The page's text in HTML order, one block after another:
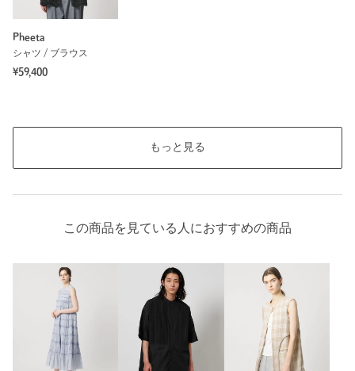
Pheeta
シャツ / ブラウス
¥59,400
もっと見る
この商品を見ている人におすすめの商品